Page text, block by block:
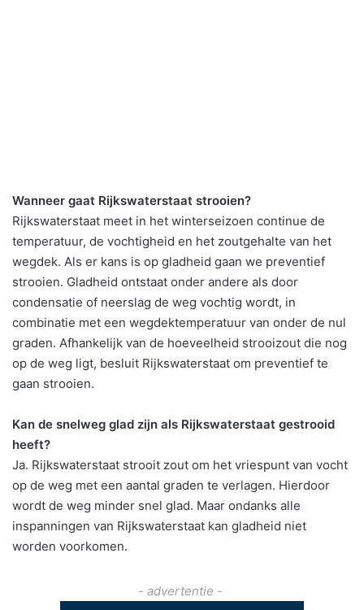
Wanneer gaat Rijkswaterstaat strooien?
Rijkswaterstaat meet in het winterseizoen continue de
temperatuur, de vochtigheid en het zoutgehalte van het
wegdek. Als er kans is op gladheid gaan we preventief
strooien. Gladheid ontstaat onder andere als door
condensatie of neerslag de weg vochtig wordt, in
combinatie met een wegdektemperatuur van onder de nul
graden. Afhankelijk van de hoeveelheid strooizout die nog
op de weg ligt, besluit Rijkswaterstaat om preventief te
gaan strooien.
Kan de snelweg glad zijn als Rijkswaterstaat gestrooid
heeft?
Ja. Rijkswaterstaat strooit zout om het vriespunt van vocht
op de weg met een aantal graden te verlagen. Hierdoor
wordt de weg minder snel glad. Maar ondanks alle
inspanningen van Rijkswaterstaat kan gladheid niet
worden voorkomen.
- advertentie -